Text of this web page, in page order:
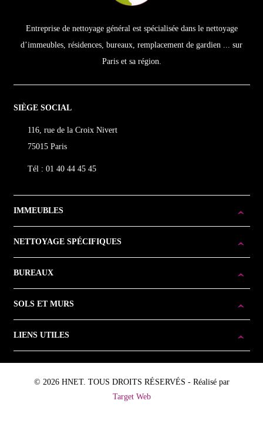
Entreprise de nettoyage général est spécialisée dans le nettoyage
d’immeubles, résidences, bureaux, remplacement de gardien ... sur
Paris et sa région.
SIÈGE SOCIAL
116, rue de la Croix Nivert
75015 Paris
Tél : 01 40 44 45 45
IMMEUBLES
NETTOYAGE SPÉCIFIQUES
BUREAUX
SOLS ET MURS
LIENS UTILES
© 2026 HNET. TOUS DROITS RÉSERVÉS - Réalisé par
Target Web